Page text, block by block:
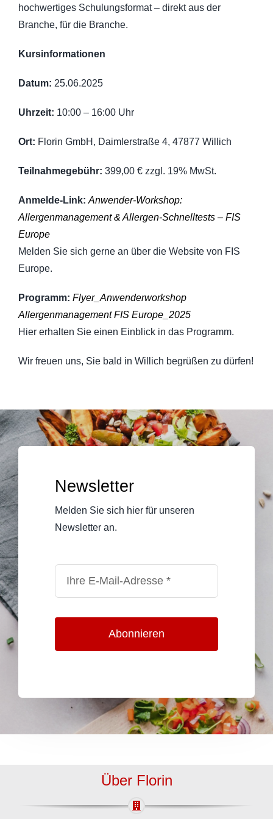
hochwertiges Schulungsformat – direkt aus der
Branche, für die Branche.
Kursinformationen
Datum: 25.06.2025
Uhrzeit: 10:00 – 16:00 Uhr
Ort: Florin GmbH, Daimlerstraße 4, 47877 Willich
Teilnahmegebühr: 399,00 € zzgl. 19% MwSt.
Anmelde-Link: Anwender-Workshop:
Allergenmanagement & Allergen-Schnelltests – FIS
Europe
Melden Sie sich gerne an über die Website von FIS
Europe.
Programm: Flyer_Anwenderworkshop
Allergenmanagement FIS Europe_2025
Hier erhalten Sie einen Einblick in das Programm.
Wir freuen uns, Sie bald in Willich begrüßen zu dürfen!
Newsletter
Melden Sie sich hier für unseren
Newsletter an.
Abonnieren
Über Florin